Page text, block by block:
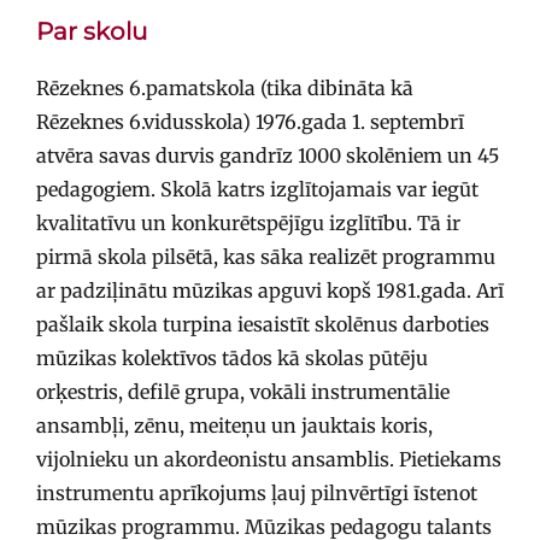
Par skolu
Rēzeknes 6.pamatskola (tika dibināta kā
Rēzeknes 6.vidusskola) 1976.gada 1. septembrī
atvēra savas durvis gandrīz 1000 skolēniem un 45
pedagogiem. Skolā katrs izglītojamais var iegūt
kvalitatīvu un konkurētspējīgu izglītību. Tā ir
pirmā skola pilsētā, kas sāka realizēt programmu
ar padziļinātu mūzikas apguvi kopš 1981.gada. Arī
pašlaik skola turpina iesaistīt skolēnus darboties
mūzikas kolektīvos tādos kā skolas pūtēju
orķestris, defilē grupa, vokāli instrumentālie
ansambļi, zēnu, meiteņu un jauktais koris,
vijolnieku un akordeonistu ansamblis. Pietiekams
instrumentu aprīkojums ļauj pilnvērtīgi īstenot
mūzikas programmu. Mūzikas pedagogu talants